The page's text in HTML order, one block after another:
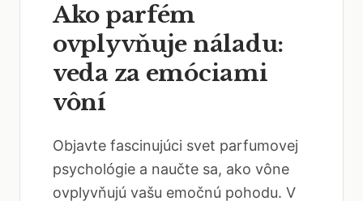
Ako parfém
ovplyvňuje náladu:
veda za emóciami
vôní
Objavte fascinujúci svet parfumovej
psychológie a naučte sa, ako vône
ovplyvňujú vašu emočnú pohodu. V